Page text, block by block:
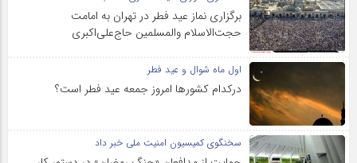
برگزاری نماز عید فطر در تهران به امامت
حجت‌الاسلام والمسلمین حاج‌علی‌اکبری
اول ماه شوال و عید فطر
درکدام کشورها امروز جمعه عید فطر است؟
سخنگوی کمیسیون امنیت ملی خبر داد